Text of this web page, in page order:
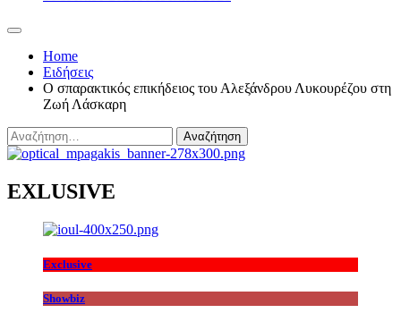
Home
Ειδήσεις
Ο σπαρακτικός επικήδειος του Αλεξάνδρου Λυκουρέζου στη
Ζωή Λάσκαρη
Αναζήτηση
για:
EXLUSIVE
Exclusive
Showbiz